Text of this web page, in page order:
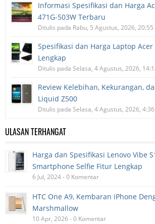
Informasi Spesifikasi dan Harga
471G-503W Terbaru
Ditulis pada Rabu, 5 Agustus, 2026, 20:55
Spesifikasi dan Harga Laptop Acer
Lengkap
Ditulis pada Selasa, 4 Agustus, 2026,
Review Kelebihan, Kekurangan,
Liquid Z500
Ditulis pada Selasa, 4 Agustus, 2026, 4:36
ULASAN TERHANGAT
Harga dan Spesifikasi Lenovo Vibe
Smartphone Selfie Fitur Lengkap
6 Jul, 2024 - 0 Komentar
HTC One A9, Kembaran iPhone
Marshmallow
10 Apr, 2026 - 0 Komentar